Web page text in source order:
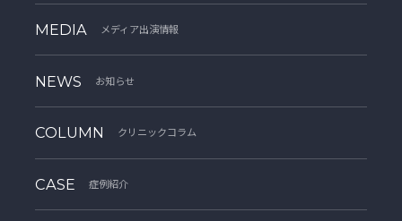
MEDIA メディア出演情報
NEWS お知らせ
COLUMN クリニックコラム
CASE 症例紹介